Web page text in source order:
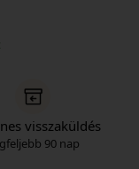
visszaküldés
90 nap